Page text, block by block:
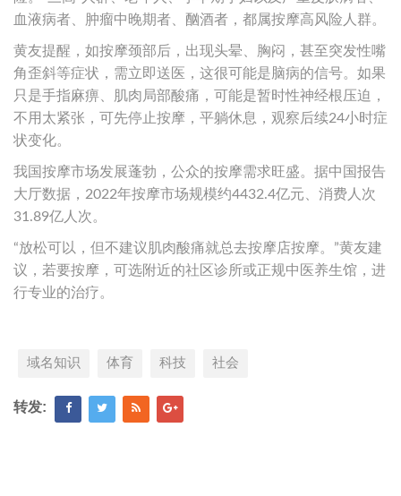
血液病者、肿瘤中晚期者、酗酒者，都属按摩高风险人群。
黄友提醒，如按摩颈部后，出现头晕、胸闷，甚至突发性嘴
角歪斜等症状，需立即送医，这很可能是脑病的信号。如果
只是手指麻痹、肌肉局部酸痛，可能是暂时性神经根压迫，
不用太紧张，可先停止按摩，平躺休息，观察后续24小时症
状变化。
我国按摩市场发展蓬勃，公众的按摩需求旺盛。据中国报告
大厅数据，2022年按摩市场规模约4432.4亿元、消费人次
31.89亿人次。
“放松可以，但不建议肌肉酸痛就总去按摩店按摩。”黄友建
议，若要按摩，可选附近的社区诊所或正规中医养生馆，进
行专业的治疗。
域名知识 体育 科技 社会
转发: